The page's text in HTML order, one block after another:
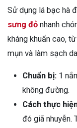
Sử dụng lá bạc hà
sưng đỏ nhanh
kháng khuẩn cao,
mụn và làm sạch
Chuẩn bị: 1
không đường.
Cách thực
đó giã nhuyễn.